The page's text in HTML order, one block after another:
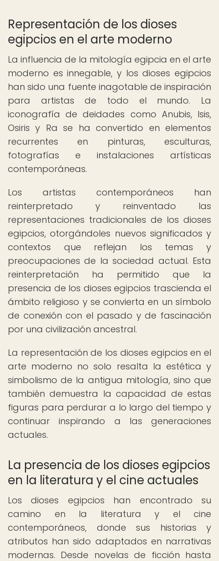
Representación de los dioses
egipcios en el arte moderno
La influencia de la mitología egipcia en el arte
moderno es innegable, y los dioses egipcios
han sido una fuente inagotable de inspiración
para artistas de todo el mundo. La
iconografía de deidades como Anubis, Isis,
Osiris y Ra se ha convertido en elementos
recurrentes en pinturas, esculturas,
fotografías e instalaciones artísticas
contemporáneas.
Los artistas contemporáneos han
reinterpretado y reinventado las
representaciones tradicionales de los dioses
egipcios, otorgándoles nuevos significados y
contextos que reflejan los temas y
preocupaciones de la sociedad actual. Esta
reinterpretación ha permitido que la
presencia de los dioses egipcios trascienda el
ámbito religioso y se convierta en un símbolo
de conexión con el pasado y de fascinación
por una civilización ancestral.
La representación de los dioses egipcios en el
arte moderno no solo resalta la estética y
simbolismo de la antigua mitología, sino que
también demuestra la capacidad de estas
figuras para perdurar a lo largo del tiempo y
continuar inspirando a las generaciones
actuales.
La presencia de los dioses egipcios
en la literatura y el cine actuales
Los dioses egipcios han encontrado su
camino en la literatura y el cine
contemporáneos, donde sus historias y
atributos han sido adaptados en narrativas
modernas. Desde novelas de ficción hasta